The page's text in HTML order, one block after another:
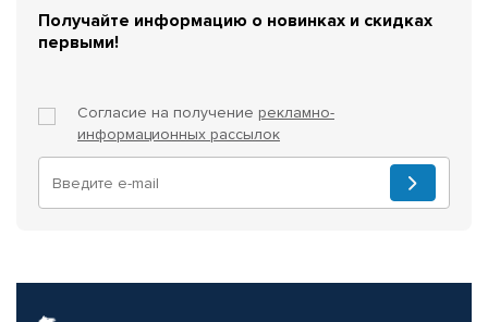
Получайте информацию о новинках и скидках
первыми!
Согласие на получение рекламно-
информационных рассылок